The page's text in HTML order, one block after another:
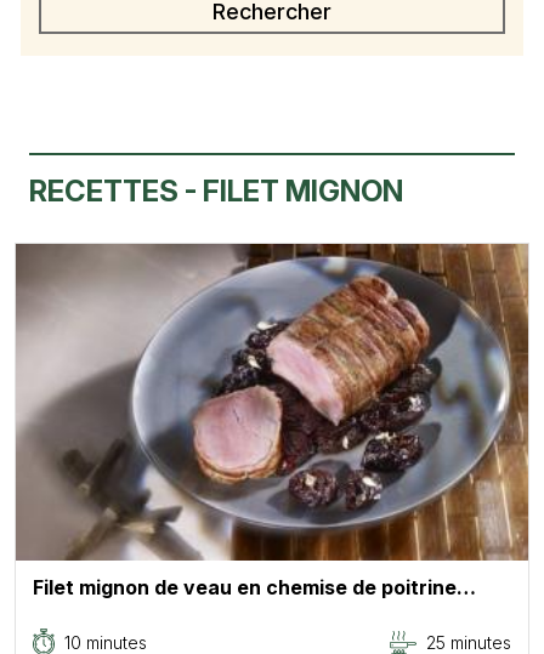
RECETTES - FILET MIGNON
Filet mignon de veau en chemise de poitrine…
10 minutes 25 minutes